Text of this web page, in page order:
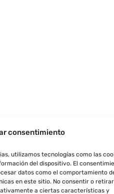
consentimiento
utilizamos tecnologías como las
del dispositivo. El
datos como el comportamiento
en este sitio. No consentir o
a ciertas características y